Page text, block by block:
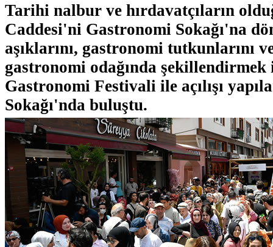
Tarihi nalbur ve hırdavatçıların
Caddesi'ni Gastronomi Sokağı'na
aşıklarını, gastronomi tutkunlarını
gastronomi odağında şekillendirmek
Gastronomi Festivali ile açılışı
Sokağı'nda buluştu.